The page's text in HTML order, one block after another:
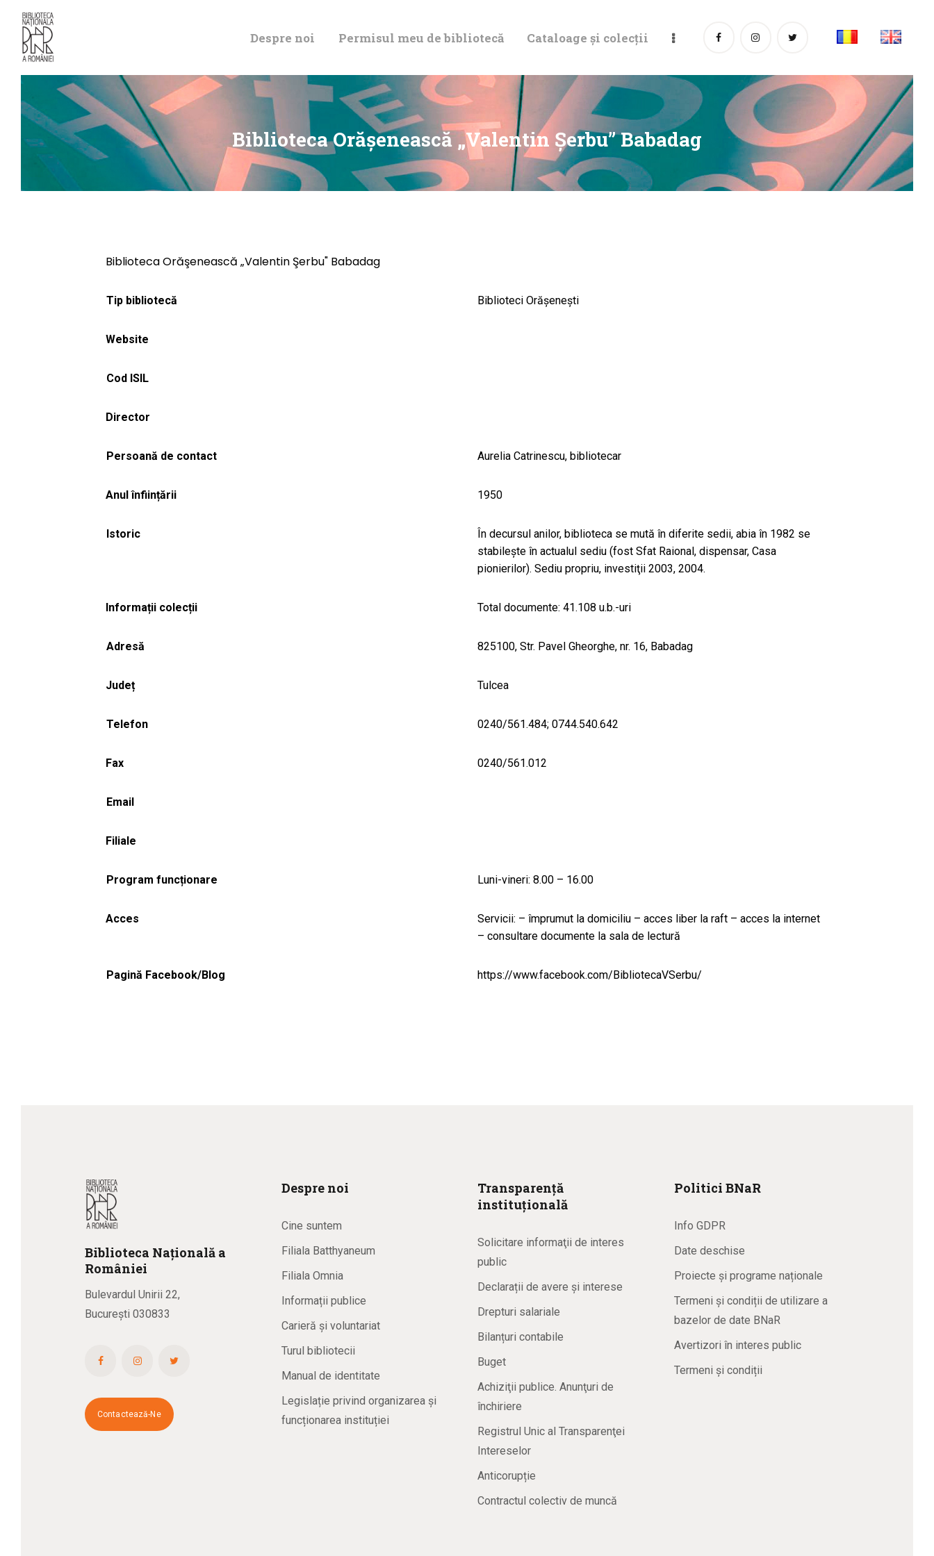
Despre noi Permisul meu de bibliotecă Cataloage și colecții
Biblioteca Orăşenească „Valentin Şerbu” Babadag
DE BIBLIOTECĂ
CATALOAGE ȘI
COLECȚII
Biblioteca Orăşenească „Valentin Şerbu" Babadag
Tip bibliotecă Biblioteci Orășenești
Website
Cod ISIL
Director
Persoană de contact Aurelia Catrinescu, bibliotecar
Anul înființării 1950
Istoric
În decursul anilor, biblioteca se mută în diferite sedii, abia în 1982 se
stabileşte în actualul sediu (fost Sfat Raional, dispensar, Casa
pionierilor). Sediu propriu, investiţii 2003, 2004.
Informații colecții Total documente: 41.108 u.b.-uri
Adresă 825100, Str. Pavel Gheorghe, nr. 16, Babadag
Județ Tulcea
Telefon 0240/561.484; 0744.540.642
Fax 0240/561.012
Email
Filiale
Program funcționare Luni-vineri: 8.00 – 16.00
Acces
Servicii: – împrumut la domiciliu – acces liber la raft – acces la internet
– consultare documente la sala de lectură
Pagină Facebook/Blog https://www.facebook.com/BibliotecaVSerbu/
Biblioteca Națională a
României
Bulevardul Unirii 22,
București 030833
Contactează-Ne
Despre noi
Cine suntem
Filiala Batthyaneum
Filiala Omnia
Informații publice
Carieră și voluntariat
Turul bibliotecii
Manual de identitate
Legislație privind organizarea și
funcționarea instituției
Transparență
instituțională
Solicitare informaţii de interes
public
Declarații de avere și interese
Drepturi salariale
Bilanțuri contabile
Buget
Achiziţii publice. Anunţuri de
închiriere
Registrul Unic al Transparenţei
Intereselor
Anticorupție
Contractul colectiv de muncă
Politici BNaR
Info GDPR
Date deschise
Proiecte și programe naționale
Termeni și condiții de utilizare a
bazelor de date BNaR
Avertizori în interes public
Termeni și condiții